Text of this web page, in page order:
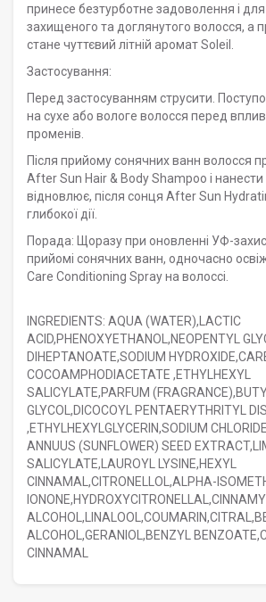
принесе безтурботне задоволення і
захищеного та доглянутого волосся, а
стане чуттєвий літній аромат Soleil.
Застосування:
Перед застосуванням струсити.
на сухе або вологе волосся перед
променів.
Після прийому сонячних ванн волосся
After Sun Hair & Body Shampoo і
відновлює, після сонця After Sun
глибокої дії.
Порада: Щоразу при оновленні УФ-
прийомі сонячних ванн, одночасно
Care Conditioning Spray на волоссі.
INGREDIENTS: AQUA (WATER),LACTIC
ACID,PHENOXYETHANOL,NEOPENTYL
DIHEPTANOATE,SODIUM
COCOAMPHODIACETATE ,ETHYLHEXYL
SALICYLATE,PARFUM
GLYCOL,DICOCOYL PENTAERYTHRITYL
,ETHYLHEXYLGLYCERIN,SODIUM
ANNUUS (SUNFLOWER) SEED
SALICYLATE,LAUROYL LYSINE,HEXYL
CINNAMAL,CITRONELLOL,ALPHA-
IONONE,HYDROXYCITRONELLAL,CINNAMYL
ALCOHOL,GERANIOL,BENZYL
CINNAMAL